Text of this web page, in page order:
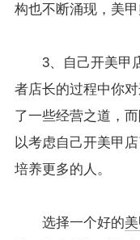
构也不断涌现，美
3、自己开美甲店
者店长的过程中你
了一些经营之道，
以考虑自己开美甲
培养更多的人。
选择一个好的